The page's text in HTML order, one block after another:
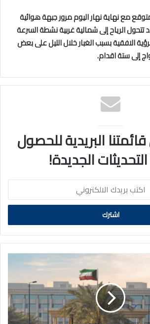
مع نهاية نهار اليوم مرور جبهة هوائية
تتحول الرياح إلى شمالية غربية نشطة السرعة
الافقية بسبب الغبار خلال الليل على بعض
إلى ستة اقدام.
البريدية للحصول
الجديدة!